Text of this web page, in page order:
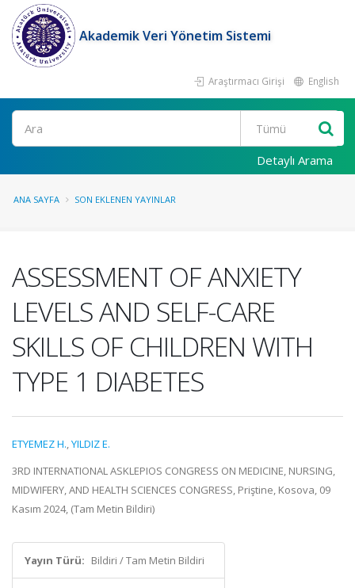
Akademik Veri Yönetim Sistemi
Araştırmacı Girişi English
Ara
Detaylı Arama
ANA SAYFA SON EKLENEN YAYINLAR
ASSESSMENT OF ANXIETY
LEVELS AND SELF-CARE
SKILLS OF CHILDREN WITH
TYPE 1 DIABETES
ETYEMEZ H.,YILDIZ E.
3RD INTERNATIONAL ASKLEPIOS CONGRESS ON MEDICINE, NURSING,
MIDWIFERY, AND HEALTH SCIENCES CONGRESS, Priştine, Kosova, 09
Kasım 2024, (Tam Metin Bildiri)
Yayın Türü: Bildiri / Tam Metin Bildiri